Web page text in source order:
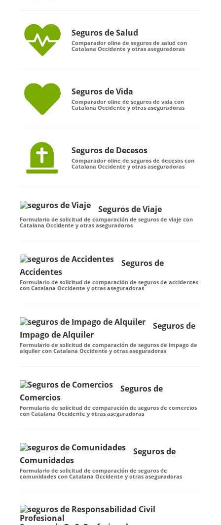
Seguros de Salud
Comparador oline de seguros de salud con
Catalana Occidente y otras aseguradoras
Seguros de Vida
Comparador oline de seguros de vida con
Catalana Occidente y otras aseguradoras
Seguros de Decesos
Comparador oline de seguros de decesos con
Catalana Occidente y otras aseguradoras
Seguros de Viaje
Formulario de solicitud de comparación de seguros de viaje con
Catalana Occidente y otras aseguradoras
Seguros de
Accidentes
Formulario de solicitud de comparación de seguros de accidentes
con Catalana Occidente y otras aseguradoras
Seguros de
Impago de Alquiler
Formulario de solicitud de comparación de seguros de impago de
alquiler con Catalana Occidente y otras aseguradoras
Seguros de
Comercios
Formulario de solicitud de comparación de seguros de comercios
con Catalana Occidente y otras aseguradoras
Seguros de
Comunidades
Formulario de solicitud de comparación de seguros de
comunidades con Catalana Occidente y otras aseguradoras